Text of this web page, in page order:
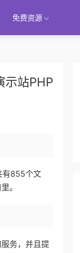
免费资源
示站PHP
有855个文
。
务，并且提